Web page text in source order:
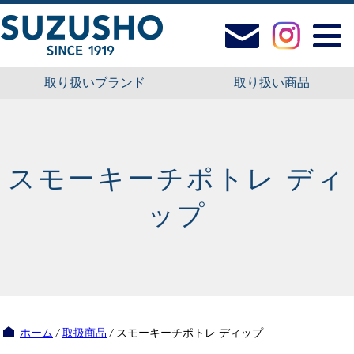
取り扱いブランド 取り扱い商品
スモーキーチポトレ ディ
ップ
ホーム / 取扱商品 / スモーキーチポトレ ディップ